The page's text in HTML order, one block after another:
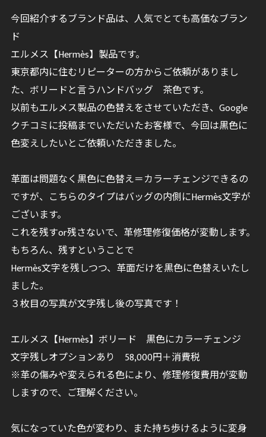
今回紹介するブランド品は、人気でとても高価なブラン
ド
エルメス【Hermès】製品です。
東京都内に住むリピーターの方からご依頼がありまし
た、ボリードと言うハンドバッグ 茶色です。
以前もエルメス製品の色替えをさせていただき、Google
クチコミに投稿までいただいたお客様で、今回は黒色に
色変えしたいとご依頼いただきました。
革面は問題なく黒色に色替え＝カラーチェンジできるの
ですが、こちらのタイプはバッグの内側にHermès文字が
ございます。
これを残すor残さないで、革修理修復価格が変動します。
もちろん、残すということで
Hermès文字を残しつつ、革面だけを黒色に色替えいたし
ました。
３枚目の写真が文字残し後の写真です！
エルメス【Hermès】ボリード 黒色にカラーチェンジ
文字残しオプションあり 58,000円＋消費税
※革の傷みや変えられる色により、修理修復費用が変動
しますので、ご理解ください。
気になっていた色が変わり、また持ち歩けるように変身